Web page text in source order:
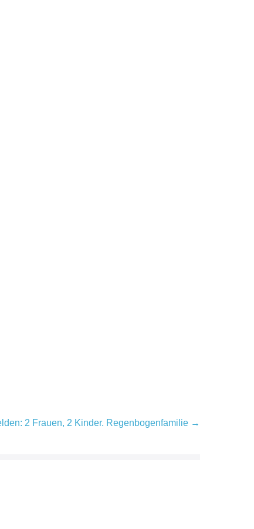
2 Frauen, 2 Kinder. Regenbogenfamilie →